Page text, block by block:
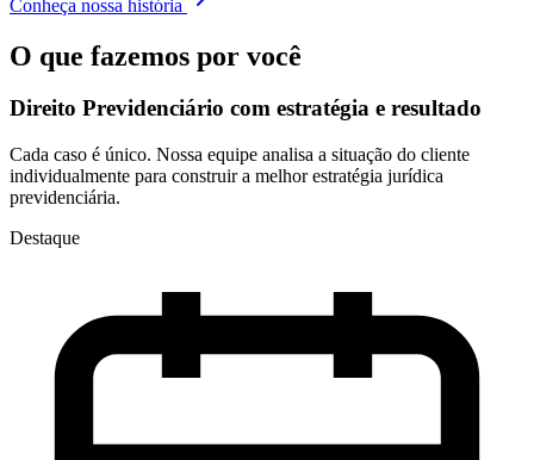
Conheça nossa história
O que fazemos por você
Direito Previdenciário com estratégia e resultado
Cada caso é único. Nossa equipe analisa a situação do cliente
individualmente para construir a melhor estratégia jurídica
previdenciária.
Destaque